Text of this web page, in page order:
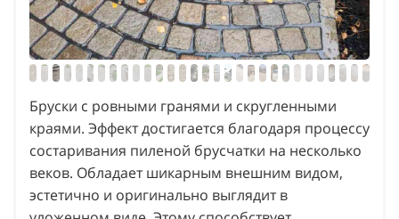
Бруски с ровными гранями и скругленными
краями. Эффект достигается благодаря процессу
состаривания пиленой брусчатки на несколько
веков. Обладает шикарным внешним видом,
эстетично и оригинально выглядит в